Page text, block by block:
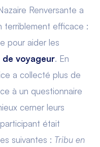
Renversante a
terriblement efficace :
pour aider les
voyageur. En
a collecté plus de
à un questionnaire
cerner leurs
était
suivantes : Tribu en